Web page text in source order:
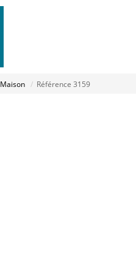
Maison Référence 3159